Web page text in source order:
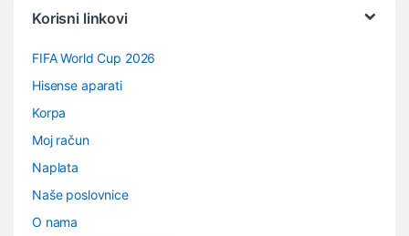
Korisni linkovi
FIFA World Cup 2026
Hisense aparati
Korpa
Moj račun
Naplata
Naše poslovnice
O nama